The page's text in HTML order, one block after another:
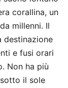
corallina, un
millenni. Il
destinazione
e fusi orari
Non ha più
il sole